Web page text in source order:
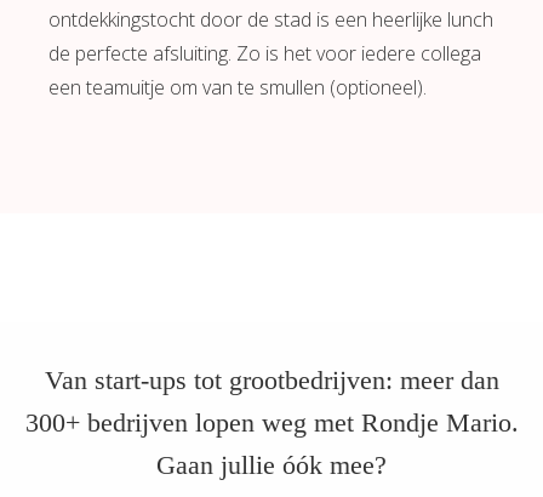
ontdekkingstocht door de stad is een heerlijke lunch
de perfecte afsluiting. Zo is het voor iedere collega
een teamuitje om van te smullen (optioneel).
Van start-ups tot grootbedrijven: meer dan
300+ bedrijven lopen weg met Rondje Mario.
Gaan jullie óók mee?